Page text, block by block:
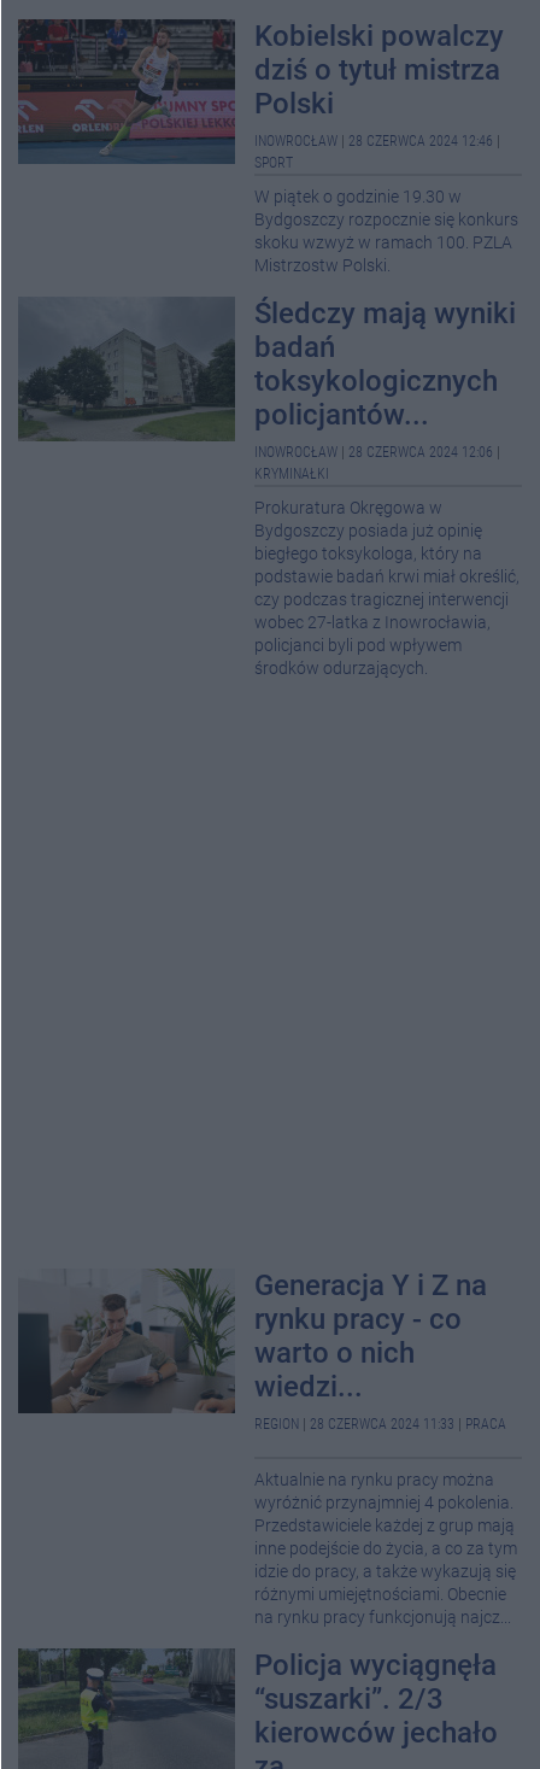
Kobielski powalczy
dziś o tytuł mistrza
Polski
INOWROCŁAW 28 CZERWCA 2024 12:46
SPORT
W piątek o godzinie 19.30 w
Bydgoszczy rozpocznie się konkurs
skoku wzwyż w ramach 100. PZLA
Mistrzostw Polski.
Śledczy mają wyniki
badań
toksykologicznych
policjantów...
INOWROCŁAW 28 CZERWCA 2024 12:06
KRYMINAŁKI
Prokuratura Okręgowa w
Bydgoszczy posiada już opinię
biegłego toksykologa, który na
podstawie badań krwi miał określić,
czy podczas tragicznej interwencji
wobec 27-latka z Inowrocławia,
policjanci byli pod wpływem
środków odurzających.
Generacja Y i Z na
rynku pracy - co
warto o nich
wiedzi...
REGION 28 CZERWCA 2024 11:33 PRACA
Aktualnie na rynku pracy można
wyróżnić przynajmniej 4 pokolenia.
Przedstawiciele każdej z grup mają
inne podejście do życia, a co za tym
idzie do pracy, a także wykazują się
różnymi umiejętnościami. Obecnie
na rynku pracy funkcjonują najcz...
Policja wyciągnęła
“suszarki”. 2/3
kierowców jechało